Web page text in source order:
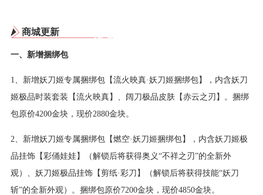
商城更新
一、新增捆绑包
1、新增妖刀姬专属捆绑包【流火映真·妖刀姬捆绑包】，内含妖刀
姬极品时装套装【流火映真】、阔刀极品皮肤【赤云之刃】。捆绑
包原价4200金块，现价2880金块。
2、新增妖刀姬专属捆绑包【燃空·妖刀姬捆绑包】，内含妖刀姬极
品挂饰【彩俑娃娃】（解锁后将获得奥义“不祥之刃”的全新外
观）、妖刀姬极品挂饰【剪纸·彩刀】（解锁后将获得技能“妖刀
斩”的全新外观）。捆绑包原价7200金块，现价4850金块。